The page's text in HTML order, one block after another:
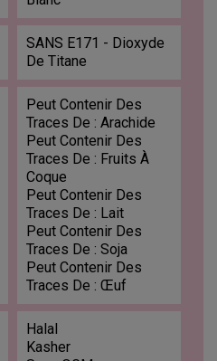
SANS E171 - Dioxyde
De Titane
Peut Contenir Des
Traces De : Arachide
Peut Contenir Des
Traces De : Fruits À
Coque
Peut Contenir Des
Traces De : Lait
Peut Contenir Des
Traces De : Soja
Peut Contenir Des
Traces De : Œuf
Halal
Kasher